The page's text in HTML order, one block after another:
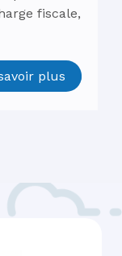
fiscale,
plus